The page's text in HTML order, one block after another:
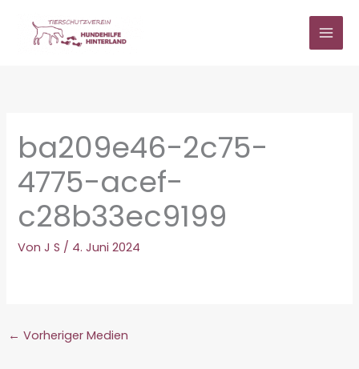
springen
ba209e46-2c75-
4775-acef-
c28b33ec9199
VonJ S / 4. Juni 2024
← Vorheriger Medien